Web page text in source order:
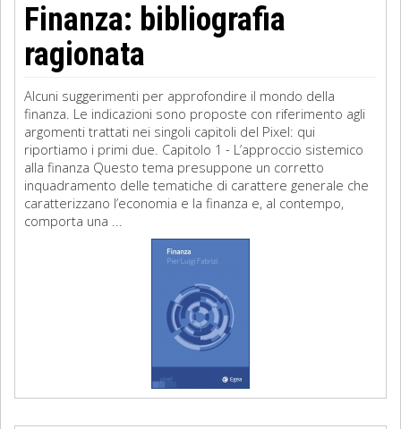
Finanza: bibliografia
ragionata
Alcuni suggerimenti per approfondire il mondo della
finanza. Le indicazioni sono proposte con riferimento agli
argomenti trattati nei singoli capitoli del Pixel: qui
riportiamo i primi due. Capitolo 1 - L’approccio sistemico
alla finanza Questo tema presuppone un corretto
inquadramento delle tematiche di carattere generale che
caratterizzano l’economia e la finanza e, al contempo,
comporta una ...